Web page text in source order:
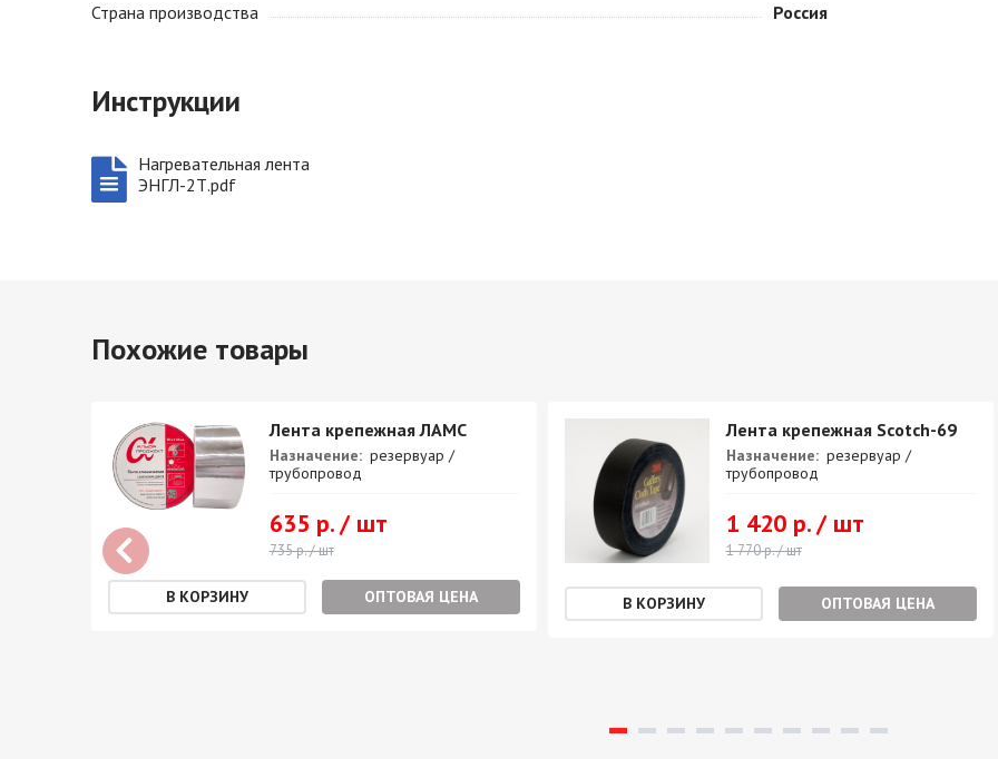
Страна производства
Россия
Инструкции
Нагревательная лента
ЭНГЛ-2Т.pdf
Похожие товары
Лента крепежная ЛАМС
Назначение: резервуар /
трубопровод
635 р. / шт
735 р. / шт
ОПТОВАЯ ЦЕНА
Лента крепежная Scotch-69
Назначение: резервуар /
трубопровод
1 420 р. / шт
1 770 р. / шт
ОПТОВАЯ ЦЕНА